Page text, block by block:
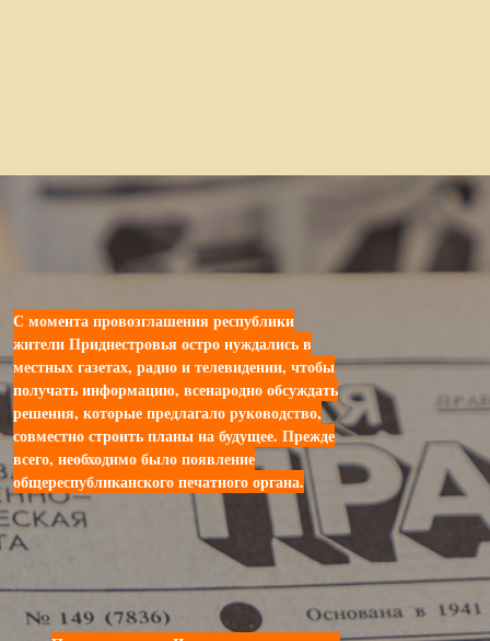
С момента провозглашения республики
жители Приднестровья остро нуждались в
местных газетах, радио и телевидении, чтобы
получать информацию, всенародно обсуждать
решения, которые предлагало руководство,
совместно строить планы на будущее. Прежде
всего, необходимо было появление
общереспубликанского печатного органа.